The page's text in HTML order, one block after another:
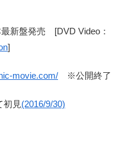
新盤発売 [DVD Video：
]
movie.com/ ※公開終了
初見(2016/9/30)